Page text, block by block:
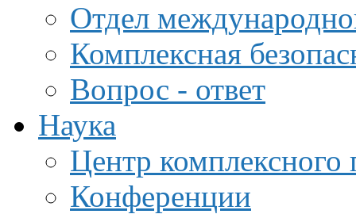
Отдел
Комплексная
Вопрос - ответ
Наука
Центр
Конференции